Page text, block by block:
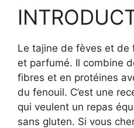
Le tajine de fèves et de
et parfumé. Il combine
fibres et en protéines
du fenouil. C’est une
qui veulent un repas
sans gluten. Si vous